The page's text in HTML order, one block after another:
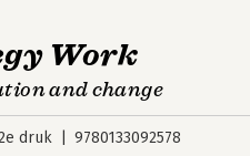
Work
and change
druk 9780133092578